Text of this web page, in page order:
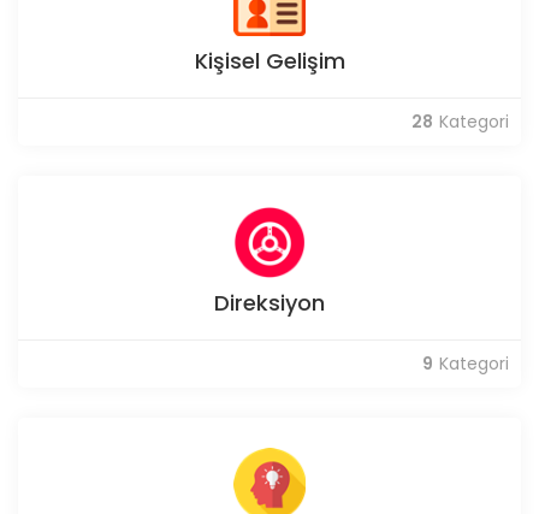
Kişisel Gelişim
28 Kategori
Direksiyon
9 Kategori